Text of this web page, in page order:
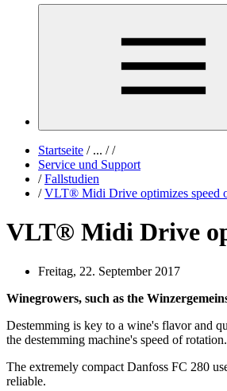
Startseite /... / /
Service und Support
/ Fallstudien
/ VLT® Midi Drive optimizes speed
VLT® Midi Drive
Freitag, 22. September 2017
Winegrowers, such as the
Destemming is key to a wine's flavor and
the destemming machine's speed of rotation.
The extremely compact Danfoss FC 280
reliable.